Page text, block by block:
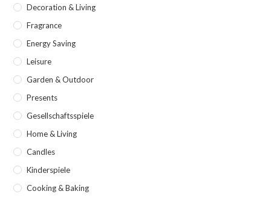
Decoration & Living
Fragrance
Energy Saving
Leisure
Garden & Outdoor
Presents
Gesellschaftsspiele
Home & Living
Candles
Kinderspiele
Cooking & Baking